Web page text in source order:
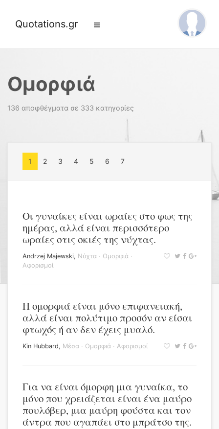
Quotations.gr
Ομορφιά
136 αποφθέγματα σε 333 κατηγορίες
1 2 3 4 5 6 7
Οι γυναίκες είναι ωραίες στο φως της
ημέρας, αλλά είναι περισσότερο
ωραίες στις σκιές της νύχτας.
Andrzej Majewski, Νύχτα · Ομορφιά ·
Αφορισμοί
Η ομορφιά είναι μόνο επιφανειακή,
αλλά είναι πολύτιμο προσόν αν είσαι
φτωχός ή αν δεν έχεις μυαλό.
Kin Hubbard, Μέσα · Ομορφιά · Αφορισμοί
Για να είναι όμορφη μια γυναίκα, το
μόνο που χρειάζεται είναι ένα μαύρο
πουλόβερ, μια μαύρη φούστα και τον
άντρα που αγαπάει στο μπράτσο της.